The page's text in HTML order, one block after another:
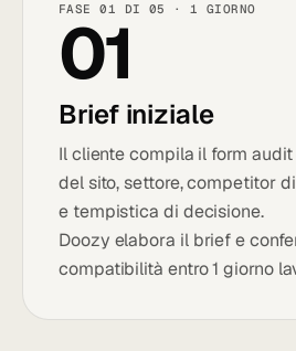
FASE 01 DI 05 · 1 GIORNO
01
Brief iniziale
Il cliente compila il form audit
del sito, settore, competitor
e tempistica di decisione.
Doozy elabora il brief e
compatibilità entro 1 giorno